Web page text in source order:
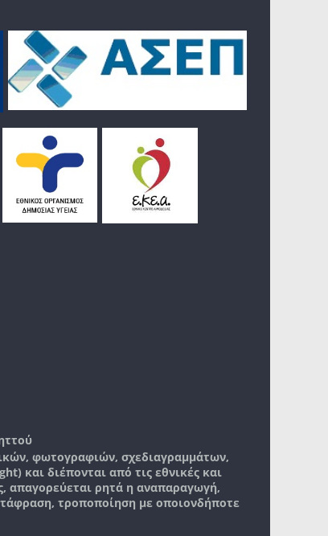
φωτογραφιών, σχεδιαγραμμάτων,
και διέπονται από τις εθνικές και
απαγορεύεται ρητά η αναπαραγωγή,
τροποποίηση με οποιονδήποτε